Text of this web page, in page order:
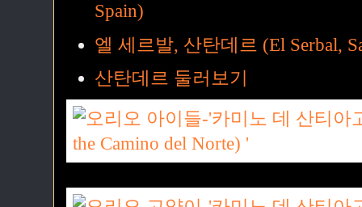
Spain)
엘 세르발, 산탄데르 (El Serbal,
산탄데르 둘러보기